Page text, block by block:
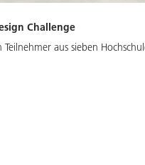
Challenge
aus sieben